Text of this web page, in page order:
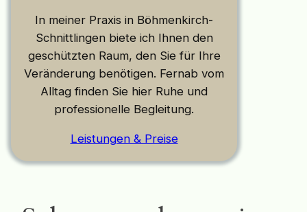
In meiner Praxis in Böhmenkirch-
Schnittlingen biete ich Ihnen den
geschützten Raum, den Sie für Ihre
Veränderung benötigen. Fernab vom
Alltag finden Sie hier Ruhe und
professionelle Begleitung.
Leistungen & Preise